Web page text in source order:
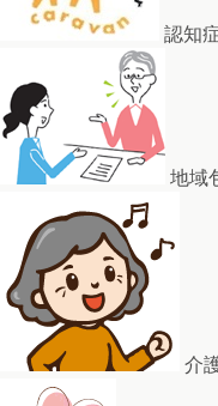
認知
地域
介